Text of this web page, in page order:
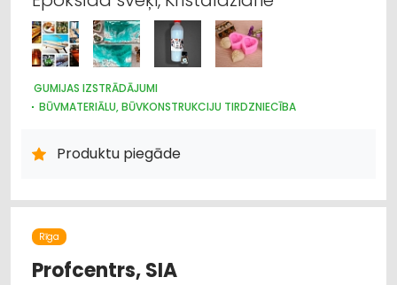
GUMIJAS IZSTRĀDĀJUMI
BŪVMATERIĀLU, BŪVKONSTRUKCIJU TIRDZNIECĪBA
BŪVMATERIĀLU, BŪVKONSTRUKCIJU VAIRUMTIRDZNIECĪBA
INTERNETVEIKALI, E-KOMERCIJA
APDARES MATERIĀLI: VAIRUMTIRDZNIECĪBA
CELTNIECĪBAS UN REMONTA DARBI
Produktu piegāde
Rīga
Profcentrs, SIA